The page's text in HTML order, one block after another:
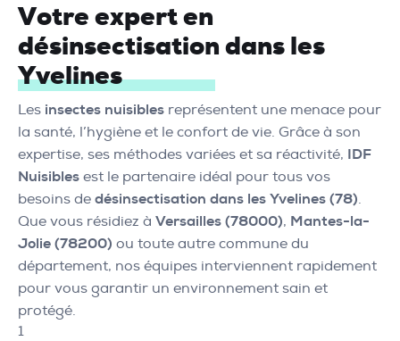
Votre expert en
désinsectisation dans les
Yvelines
Les insectes nuisibles représentent une menace pour
la santé, l’hygiène et le confort de vie. Grâce à son
expertise, ses méthodes variées et sa réactivité, IDF
Nuisibles est le partenaire idéal pour tous vos
besoins de désinsectisation dans les Yvelines (78).
Que vous résidiez à Versailles (78000), Mantes-la-
Jolie (78200) ou toute autre commune du
département, nos équipes interviennent rapidement
pour vous garantir un environnement sain et
protégé.
1